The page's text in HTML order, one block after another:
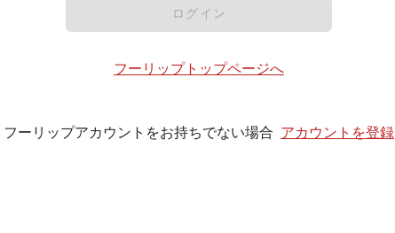
ログイン
フーリップトップページへ
フーリップアカウントをお持ちでない場合 アカウントを登録